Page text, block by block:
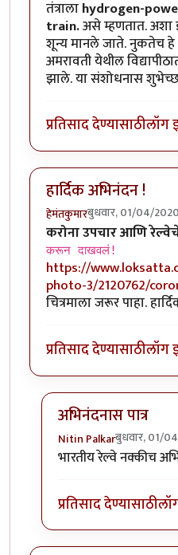
तंत्रालाhydrogen-
train.असे म्हणतात. अशा
शून्य मानले जाते. नुकतेच
अमरावती येथील
झाले. या संशोधनास
प्रतिसाद देण्यासाठीलॉग
हार्दिक अभिनंदन !
हेमंतकुमारबुधवार, 01/04/
करोना उपचार आणि
करून दाखवलं!
https://
photo-3/2120762/
चित्रमाला जरूर पाहा.
प्रतिसाद देण्यासाठीलॉग
अभिनंदनास पात्र
Nitin Palkarबुधवार, 01/
In reply toहार्दिक
भारतीय रेल्वे नक्कीच
प्रतिसाद देण्यासाठी